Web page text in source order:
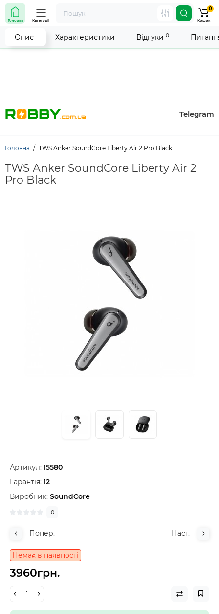
Увага! Роботу магазину тимчасово припинено. Ми
робимо все можливе, щоб відновити прийом
замовлень якнайшвидше.
Telegram
Головна Категорії
0
Кошик
Головна TWS Anker SoundCore Liberty Air 2 Pro Black
TWS Anker SoundCore Liberty Air 2
Pro Black
Артикул: 15580
Гарантія: 12
Виробник: SoundCore
0
Попер. Наст.
Немає в наявності
3960грн.
Опис Характеристики Відгуки 0